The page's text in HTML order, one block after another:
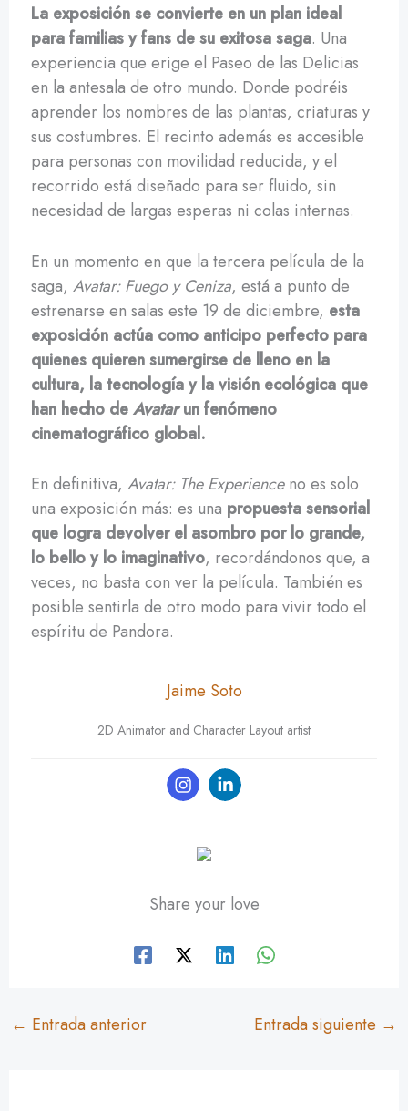
La exposición se convierte en un plan ideal
para familias y fans de su exitosa saga. Una
experiencia que erige el Paseo de las Delicias
en la antesala de otro mundo. Donde podréis
aprender los nombres de las plantas, criaturas y
sus costumbres. El recinto además es accesible
para personas con movilidad reducida, y el
recorrido está diseñado para ser fluido, sin
necesidad de largas esperas ni colas internas.
En un momento en que la tercera película de la
saga, Avatar: Fuego y Ceniza, está a punto de
estrenarse en salas este 19 de diciembre, esta
exposición actúa como anticipo perfecto para
quienes quieren sumergirse de lleno en la
cultura, la tecnología y la visión ecológica que
han hecho deAvatarun fenómeno
cinematográfico global.
En definitiva, Avatar: The Experienceno es solo
una exposición más: es una propuesta sensorial
que logra devolver el asombro por lo grande,
lo bello y lo imaginativo, recordándonos que, a
veces, no basta con ver la película. También es
posible sentirla de otro modo para vivir todo el
espíritu de Pandora.
Jaime Soto
2D Animator and Character Layout artist
Share your love
← Entrada anterior Entrada siguiente →